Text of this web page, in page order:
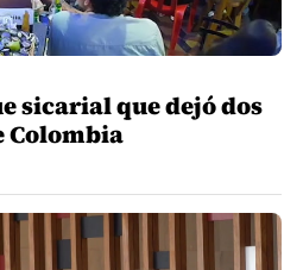
sicarial que dejó dos
Colombia